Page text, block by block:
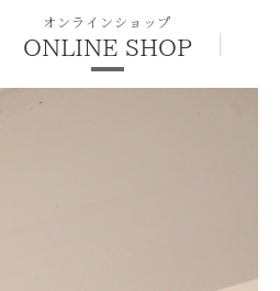
オンラインショップ
ONLINE SHOP